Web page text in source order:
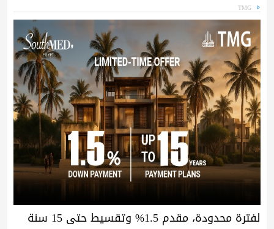
TMG
لفترة محدودة، مقدم 1.5% وتقسيط حتى 15 سنة